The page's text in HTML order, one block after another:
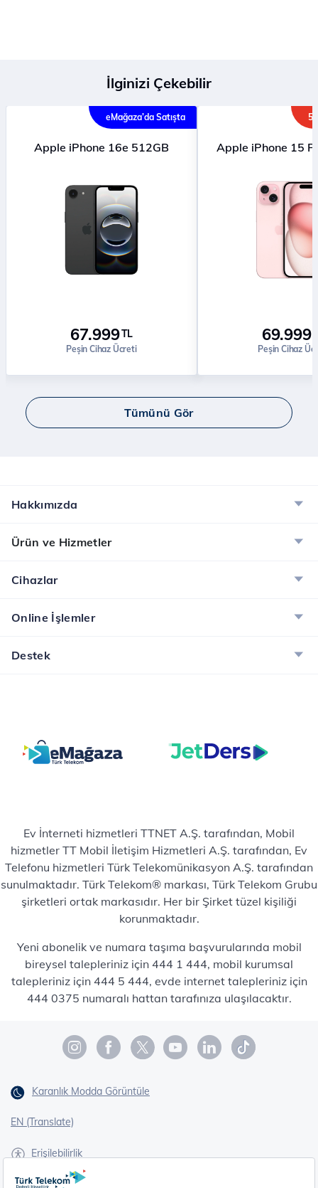
İlginizi Çekebilir
eMağaza’da Satışta
Apple iPhone 16e 512GB
67.999TL
Peşin Cihaz Ücreti
Apple iPhone 15
69.999
Peşin Cihaz
Tümünü Gör
Hakkımızda
Ürün ve Hizmetler
Cihazlar
Online İşlemler
Destek
Ev İnterneti hizmetleri TTNET A.Ş. tarafından, Mobil
hizmetler TT Mobil İletişim Hizmetleri A.Ş. tarafından, Ev
Telefonu hizmetleri Türk Telekomünikasyon A.Ş. tarafından
sunulmaktadır. Türk Telekom® markası, Türk Telekom Grubu
şirketleri ortak markasıdır. Her bir Şirket tüzel kişiliği
korunmaktadır.
Yeni abonelik ve numara taşıma başvurularında mobil
bireysel talepleriniz için 444 1 444, mobil kurumsal
talepleriniz için 444 5 444, evde internet talepleriniz için
444 0375 numaralı hattan tarafınıza ulaşılacaktır.
Karanlık Modda Görüntüle
EN (Translate)
Erişilebilirlik